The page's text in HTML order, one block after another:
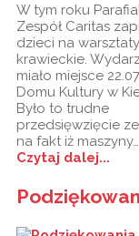
W tym roku
Zespół Caritas
dzieci na warsztaty
krawieckie.
miało miejsce
Domu Kultury w
Było to trudne
przedsięwzięcie
na fakt iż maszyny…
Czytaj dalej...